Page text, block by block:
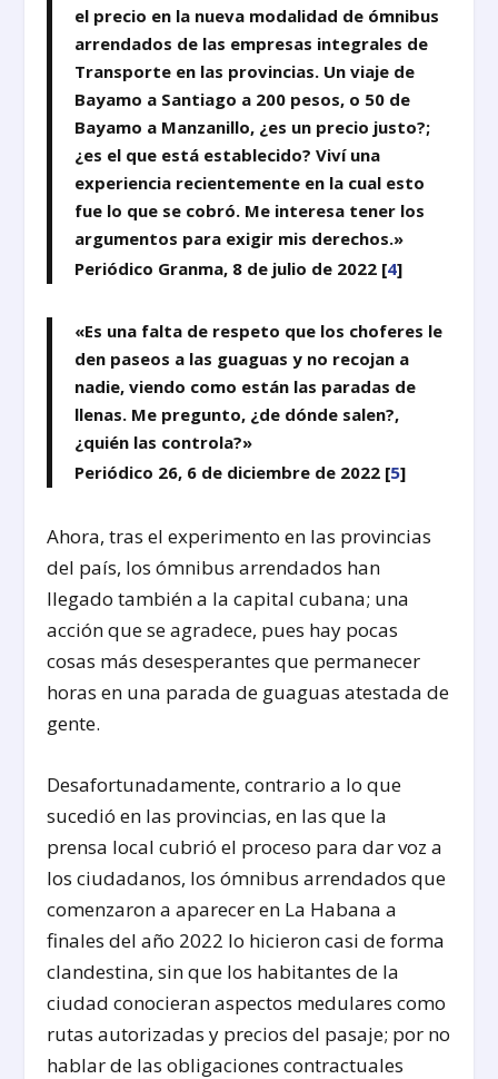
el precio en la nueva modalidad de ómnibus
arrendados de las empresas integrales de
Transporte en las provincias. Un viaje de
Bayamo a Santiago a 200 pesos, o 50 de
Bayamo a Manzanillo, ¿es un precio justo?;
¿es el que está establecido? Viví una
experiencia recientemente en la cual esto
fue lo que se cobró. Me interesa tener los
argumentos para exigir mis derechos.»
Periódico Granma, 8 de julio de 2022 [4]
«Es una falta de respeto que los choferes le
den paseos a las guaguas y no recojan a
nadie, viendo como están las paradas de
llenas. Me pregunto, ¿de dónde salen?,
¿quién las controla?»
Periódico 26, 6 de diciembre de 2022 [5]
Ahora, tras el experimento en las provincias
del país, los ómnibus arrendados han
llegado también a la capital cubana; una
acción que se agradece, pues hay pocas
cosas más desesperantes que permanecer
horas en una parada de guaguas atestada de
gente.
Desafortunadamente, contrario a lo que
sucedió en las provincias, en las que la
prensa local cubrió el proceso para dar voz a
los ciudadanos, los ómnibus arrendados que
comenzaron a aparecer en La Habana a
finales del año 2022 lo hicieron casi de forma
clandestina, sin que los habitantes de la
ciudad conocieran aspectos medulares como
rutas autorizadas y precios del pasaje; por no
hablar de las obligaciones contractuales